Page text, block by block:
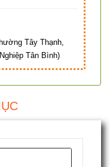
Tây Thạnh,
Tân Bình)